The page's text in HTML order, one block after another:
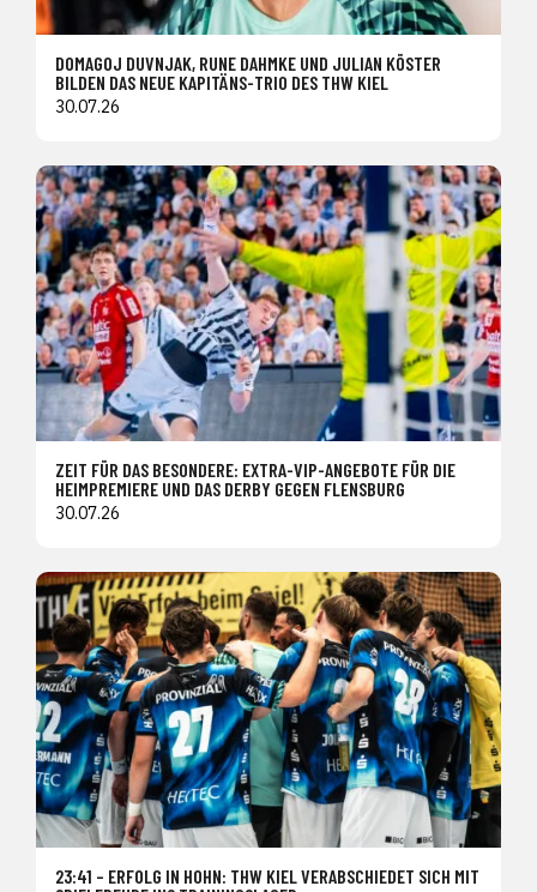
DOMAGOJ DUVNJAK, RUNE DAHMKE UND JULIAN KÖSTER
BILDEN DAS NEUE KAPITÄNS-TRIO DES THW KIEL
30.07.26
ZEIT FÜR DAS BESONDERE: EXTRA-VIP-ANGEBOTE FÜR DIE
HEIMPREMIERE UND DAS DERBY GEGEN FLENSBURG
30.07.26
23:41 – ERFOLG IN HOHN: THW KIEL VERABSCHIEDET SICH MIT